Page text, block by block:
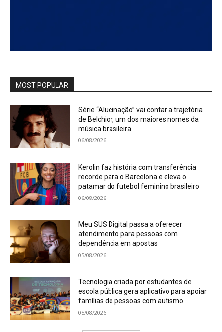
MOST POPULAR
Série “Alucinação” vai contar a trajetória
de Belchior, um dos maiores nomes da
música brasileira
06/08/2026
Kerolin faz história com transferência
recorde para o Barcelona e eleva o
patamar do futebol feminino brasileiro
06/08/2026
Meu SUS Digital passa a oferecer
atendimento para pessoas com
dependência em apostas
05/08/2026
Tecnologia criada por estudantes de
escola pública gera aplicativo para apoiar
famílias de pessoas com autismo
05/08/2026